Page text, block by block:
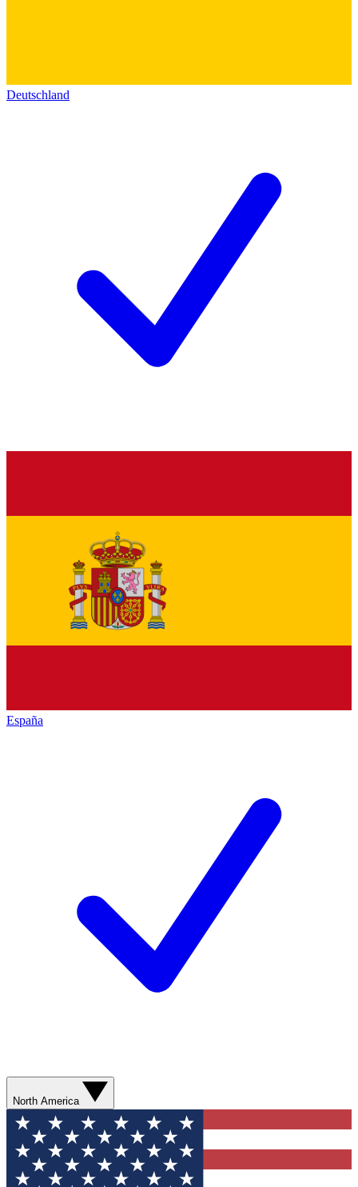
Deutschland
España
North America